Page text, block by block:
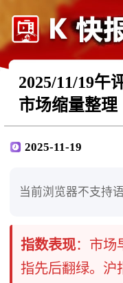
2025/11/19午
市场缩量整理
2025-11-19
当前浏览器不支持
指数表现：市场
指先后翻绿。沪